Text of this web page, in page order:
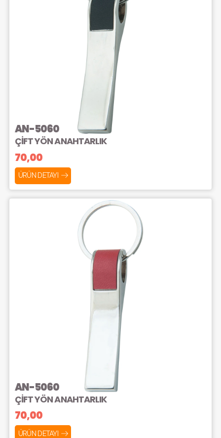
AN-5060
ÇİFT YÖN ANAHTARLIK
70,00
ÜRÜN DETAYI
AN-5060
ÇİFT YÖN ANAHTARLIK
70,00
ÜRÜN DETAYI